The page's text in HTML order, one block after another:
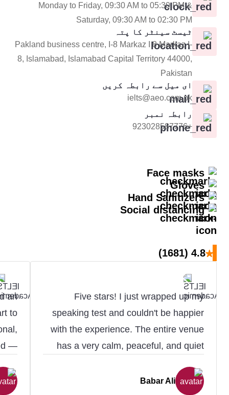
Monday to Friday, 09:30 AM to 05:30 PM &
Saturday, 09:30 AM to 02:30 PM
ٹیسٹ سینٹر کا پتہ
Pakland business centre, I-8 Markaz I 8 Markaz I-
8, Islamabad, Islamabad Capital Territory 44000,
Pakistan
ای میل سے رابطہ کریں
ielts@aeo.com.pk
رابطہ نمبر
+923028587776
Face masks
Gloves
Hand Sanitizers
Social distancing
★
4.8
(1681)
​Five stars! I just wrapped up my
speaking test and couldn't be happier
with the experience. The entire venue
has a very calm, peaceful, and quiet
at ease. The staff is professional and
Babar Ali
an
to
—